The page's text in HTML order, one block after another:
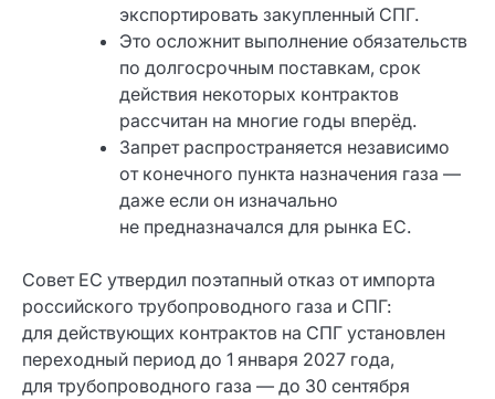
экспортировать закупленный СПГ.
Это осложнит выполнение обязательств
по долгосрочным поставкам, срок
действия некоторых контрактов
рассчитан на многие годы вперёд.
Запрет распространяется независимо
от конечного пункта назначения газа —
даже если он изначально
не предназначался для рынка ЕС.
Совет ЕС утвердил поэтапный отказ от импорта
российского трубопроводного газа и СПГ:
для действующих контрактов на СПГ установлен
переходный период до 1 января 2027 года,
для трубопроводного газа — до 30 сентября